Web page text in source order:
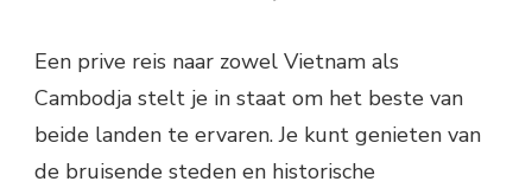
Een prive reis naar zowel Vietnam als
Cambodja stelt je in staat om het beste van
beide landen te ervaren. Je kunt genieten van
de bruisende steden en historische